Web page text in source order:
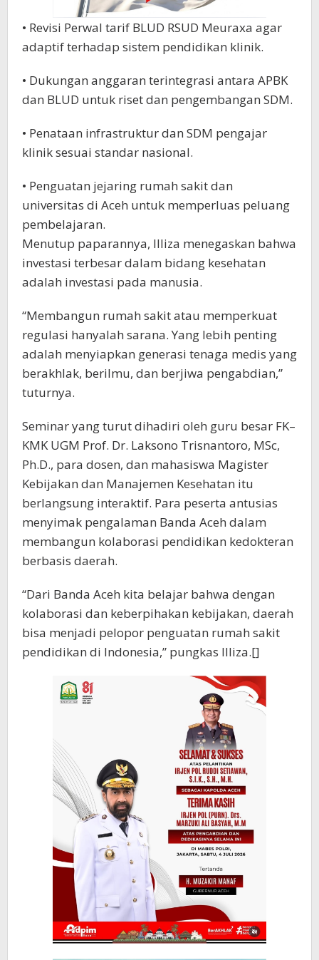
• Revisi Perwal tarif BLUD RSUD Meuraxa agar
adaptif terhadap sistem pendidikan klinik.
• Dukungan anggaran terintegrasi antara APBK
dan BLUD untuk riset dan pengembangan SDM.
• Penataan infrastruktur dan SDM pengajar
klinik sesuai standar nasional.
• Penguatan jejaring rumah sakit dan
universitas di Aceh untuk memperluas peluang
pembelajaran.
Menutup paparannya, Illiza menegaskan bahwa
investasi terbesar dalam bidang kesehatan
adalah investasi pada manusia.
“Membangun rumah sakit atau memperkuat
regulasi hanyalah sarana. Yang lebih penting
adalah menyiapkan generasi tenaga medis yang
berakhlak, berilmu, dan berjiwa pengabdian,”
tuturnya.
Seminar yang turut dihadiri oleh guru besar FK–
KMK UGM Prof. Dr. Laksono Trisnantoro, MSc,
Ph.D., para dosen, dan mahasiswa Magister
Kebijakan dan Manajemen Kesehatan itu
berlangsung interaktif. Para peserta antusias
menyimak pengalaman Banda Aceh dalam
membangun kolaborasi pendidikan kedokteran
berbasis daerah.
“Dari Banda Aceh kita belajar bahwa dengan
kolaborasi dan keberpihakan kebijakan, daerah
bisa menjadi pelopor penguatan rumah sakit
pendidikan di Indonesia,” pungkas Illiza.[]